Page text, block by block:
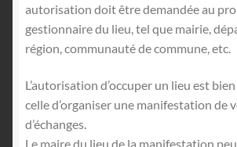
autorisation doit être demandée au
gestionnaire du lieu, tel que mairie,
région, communauté de commune, etc.
L’autorisation d’occuper un lieu est
celle d’organiser une manifestation de
d’échanges.
Le maire du lieu de la manifestation